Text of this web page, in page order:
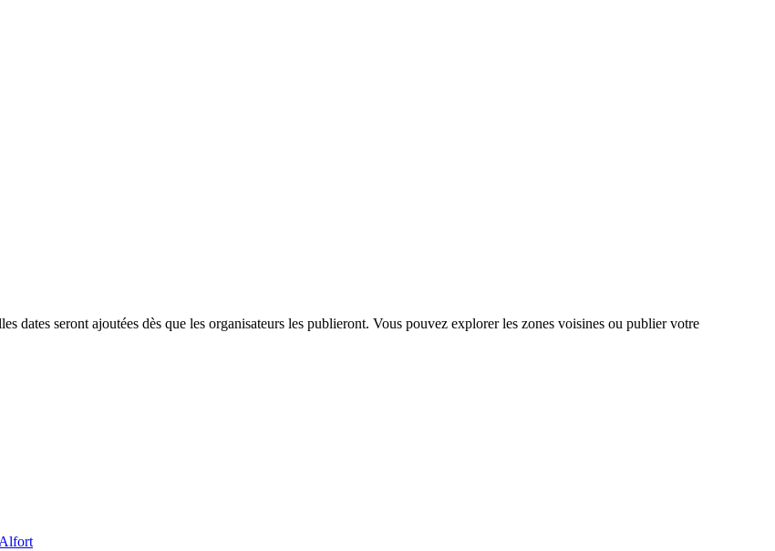
seront ajoutées dès que les organisateurs les publieront. Vous pouvez explorer les zones voisines ou publier votre